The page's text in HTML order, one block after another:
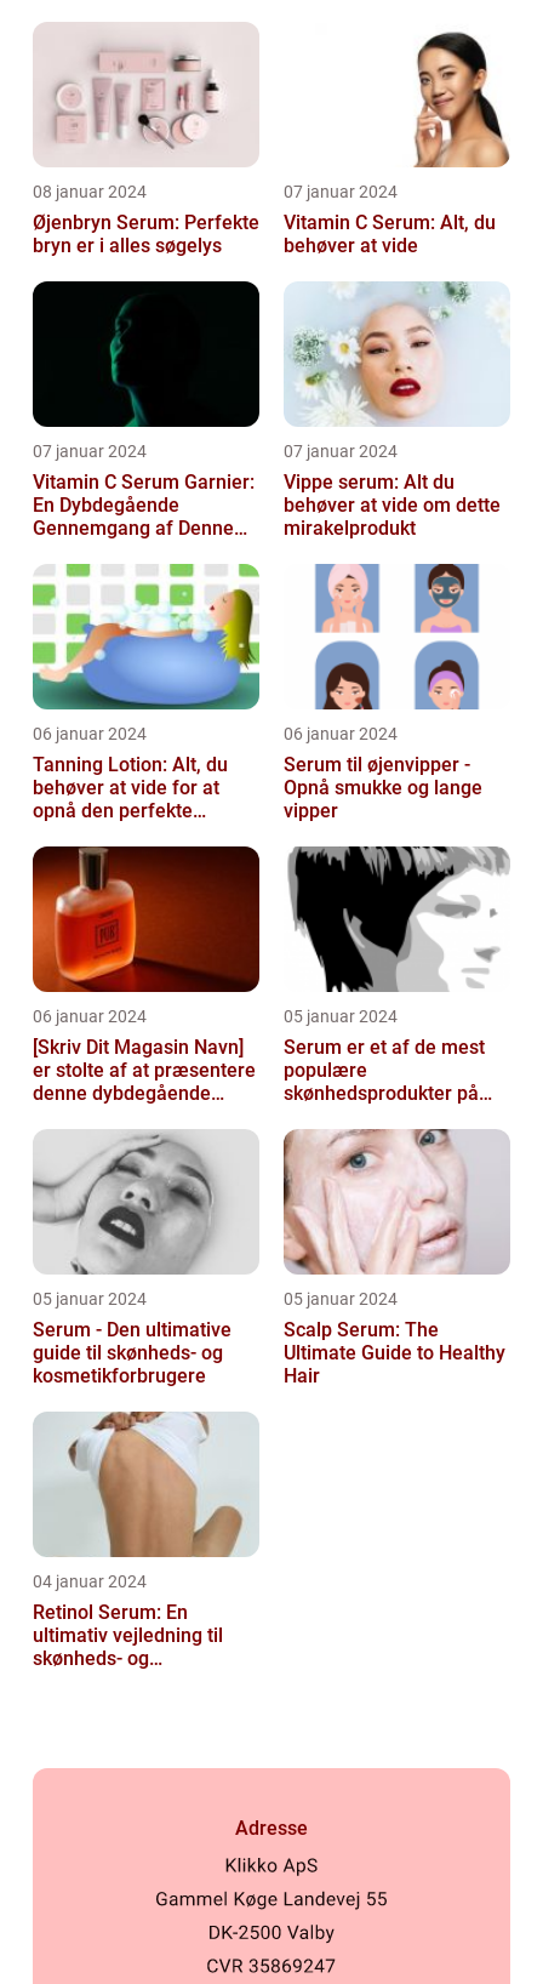
08 januar 2024
Øjenbryn Serum: Perfekte
bryn er i alles søgelys
07 januar 2024
Vitamin C Serum: Alt, du
behøver at vide
07 januar 2024
Vitamin C Serum Garnier:
En Dybdegående
Gennemgang af Denne
Kosmetikfavorit
07 januar 2024
Vippe serum: Alt du
behøver at vide om dette
mirakelprodukt
06 januar 2024
Tanning Lotion: Alt, du
behøver at vide for at
opnå den perfekte
06 januar 2024
Serum til øjenvipper -
Opnå smukke og lange
vipper
06 januar 2024
[Skriv Dit Magasin Navn]
er stolte af at præsentere
denne dybdegående
05 januar 2024
Serum er et af de mest
populære
skønhedsprodukter på
ansigt er en vigtig de...
05 januar 2024
Serum - Den ultimative
guide til skønheds- og
kosmetikforbrugere
05 januar 2024
Scalp Serum: The
Ultimate Guide to Healthy
Hair
04 januar 2024
Retinol Serum: En
ultimativ vejledning til
skønheds- og
Adresse